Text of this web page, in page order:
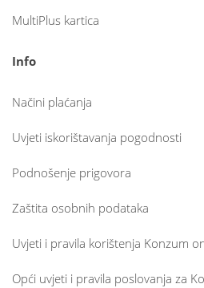
MultiPlus kartica
Info
Načini plaćanja
Uvjeti iskorištavanja pogodnosti
Podnošenje prigovora
Zaštita osobnih podataka
Uvjeti i pravila korištenja Konzum
Opći uvjeti i pravila poslovanja za